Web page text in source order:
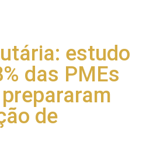
estudo
das PMEs
de